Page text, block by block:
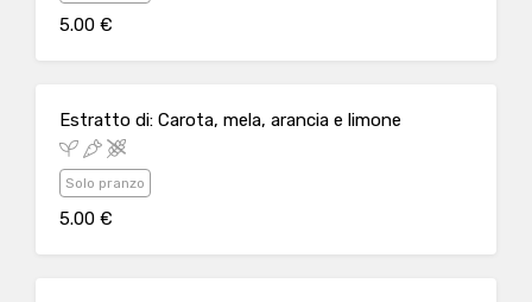
5.00 €
Estratto di: Carota, mela, arancia e limone
Solo pranzo
5.00 €